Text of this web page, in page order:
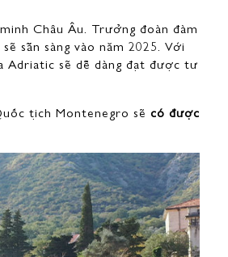
Châu Âu. Trưởng đoàn đàm
sẵn sàng vào năm 2025. Với
Adriatic sẽ dễ dàng đạt được tư
tịch Montenegro sẽ có được